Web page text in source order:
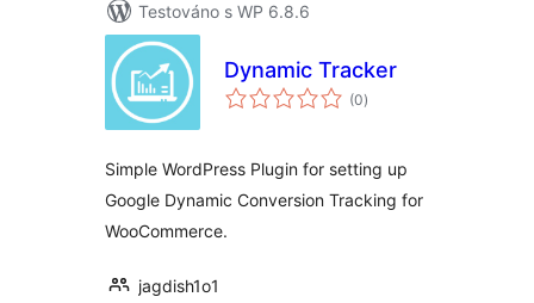
Testováno s WP 6.8.6
Dynamic Tracker
(0celkové
hodnocení
)
Simple WordPress Plugin for setting up
Google Dynamic Conversion Tracking for
WooCommerce.
jagdish1o1